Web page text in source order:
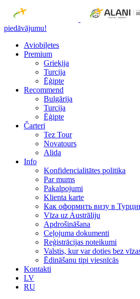
piedāvājumu!
Aviobiļetes
Premium
Grieķija
Turcija
Ēģipte
Recommend
Bulgārija
Turcija
Ēģipte
Čarteri
Tez Tour
Novatours
Alida
Info
Konfidencialitātes politika
Par mums
Рakalpojumi
Klienta karte
Как оформить визу в
Vīza uz Austrāliju
Apdrošināšana
Ceļojuma dokumenti
Reģistrācijas noteikumi
Valstis, kur var doties bez
Ēdināšanu tipi viesnīcās
Kontakti
LV
RU